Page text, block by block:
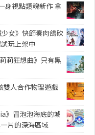
身視點類魂新作 拿
女》快節奏肉鴿砍
玩上架中
莉狂想曲》只有黑
雙人合作物理遊戲
》冒泡泡海底的城
片的深海區域